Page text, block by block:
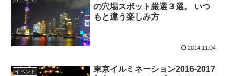
の穴場スポット厳選３選。 いつ
もと違う楽しみ方
2014.11.04
イベント
東京イルミネーション2016-2017